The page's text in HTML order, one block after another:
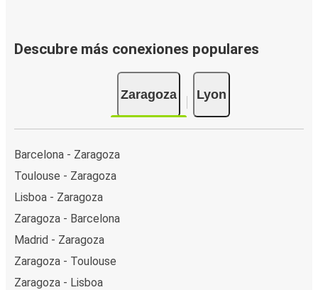
Descubre más conexiones populares
Zaragoza Lyon
Barcelona - Zaragoza
Toulouse - Zaragoza
Lisboa - Zaragoza
Zaragoza - Barcelona
Madrid - Zaragoza
Zaragoza - Toulouse
Zaragoza - Lisboa